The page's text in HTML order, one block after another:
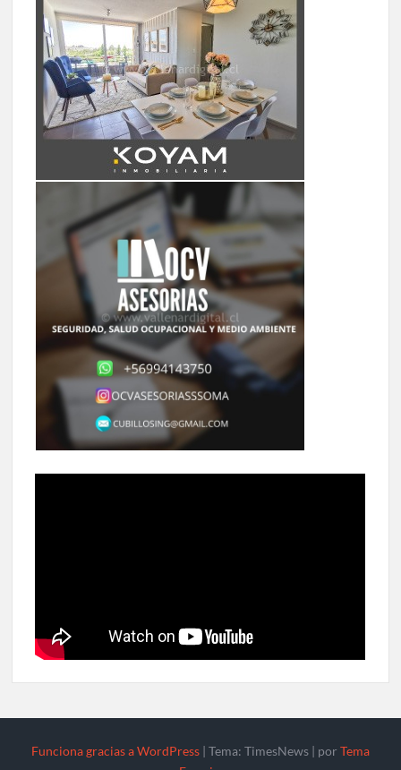
Funciona gracias a WordPress | Tema: TimesNews | por Tema